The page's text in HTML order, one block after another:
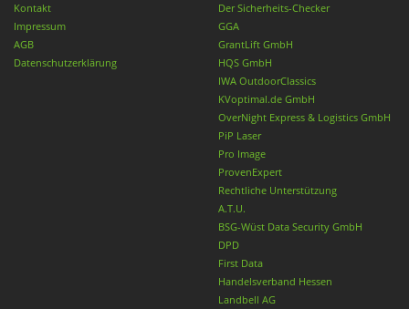
Kontakt
Impressum
AGB
Datenschutzerklärung
Der Sicherheits-Checker
GGA
GrantLift GmbH
HQS GmbH
IWA OutdoorClassics
KVoptimal.de GmbH
OverNight Express & Logistics GmbH
PiP Laser
Pro Image
ProvenExpert
Rechtliche Unterstützung
A.T.U.
BSG-Wüst Data Security GmbH
DPD
First Data
Handelsverband Hessen
Landbell AG